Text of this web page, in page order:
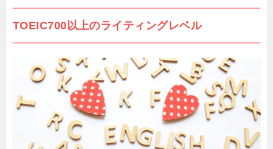
TOEIC700以上のライティングレベル